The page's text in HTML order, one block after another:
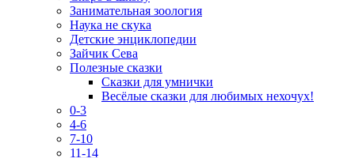
Занимательная зоология
Наука не скука
Детские энциклопедии
Зайчик Сева
Полезные сказки
Сказки для умнички
Весёлые сказки для любимых нехочух!
0-3
4-6
7-10
11-14